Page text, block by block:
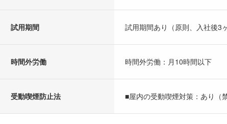
試用期間 試用期間あり（原則、入社後3ヶ
時間外労働 時間外労働：月10時間以下
受動喫煙防止法 ■屋内の受動喫煙対策：あり（